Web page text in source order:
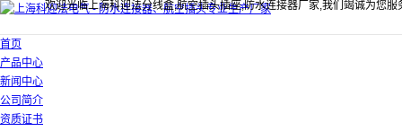
欢迎光临上海科迎法分线盒,航空插头插座,防水连接器厂家,我们竭诚为您服
首页
产品中心
新闻中心
公司简介
资质证书